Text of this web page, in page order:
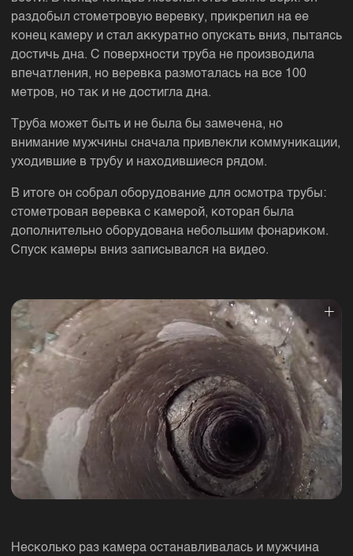
раздобыл стометровую веревку, прикрепил на ее
конец камеру и стал аккуратно опускать вниз, пытаясь
достичь дна. С поверхности труба не производила
впечатления, но веревка размоталась на все 100
метров, но так и не достигла дна.
Труба может быть и не была бы замечена, но
внимание мужчины сначала привлекли коммуникации,
уходившие в трубу и находившиеся рядом.
В итоге он собрал оборудование для осмотра трубы:
стометровая веревка с камерой, которая была
дополнительно оборудована небольшим фонариком.
Спуск камеры вниз записывался на видео.
Несколько раз камера останавливалась и мужчина